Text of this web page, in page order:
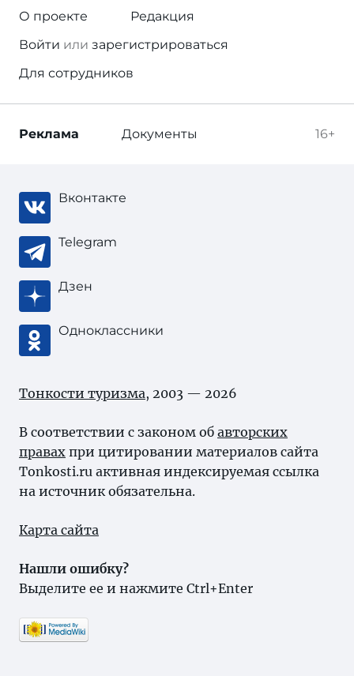
О проекте
Редакция
Войти или зарегистрироваться
Для сотрудников
16+
Реклама Документы
Вконтакте
Telegram
Дзен
Одноклассники
Тонкости туризма, 2003 — 2026
В соответствии с законом об авторских
правах при цитировании материалов сайта
Tonkosti.ru активная индексируемая ссылка
на источник обязательна.
Карта сайта
Нашли ошибку?
Выделите ее и нажмите Ctrl+Enter